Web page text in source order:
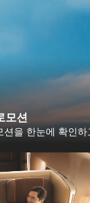
모션
을 한눈에 확인